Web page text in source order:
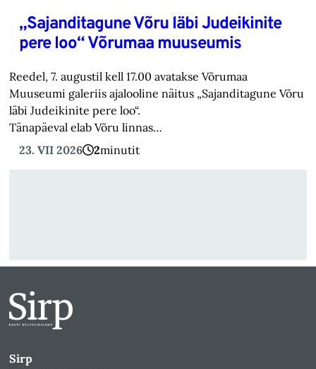
„Sajanditagune Võru läbi Judeikinite
pere loo“ Võrumaa muuseumis
Reedel, 7. augustil kell 17.00 avatakse Võrumaa
Muuseumi galeriis ajalooline näitus „Sajanditagune Võru
läbi Judeikinite pere loo“.
Tänapäeval elab Võru linnas…
23. VII 2026
2minutit
Sirp